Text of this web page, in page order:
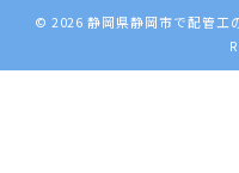
© 2026 静岡県静岡市で配管工